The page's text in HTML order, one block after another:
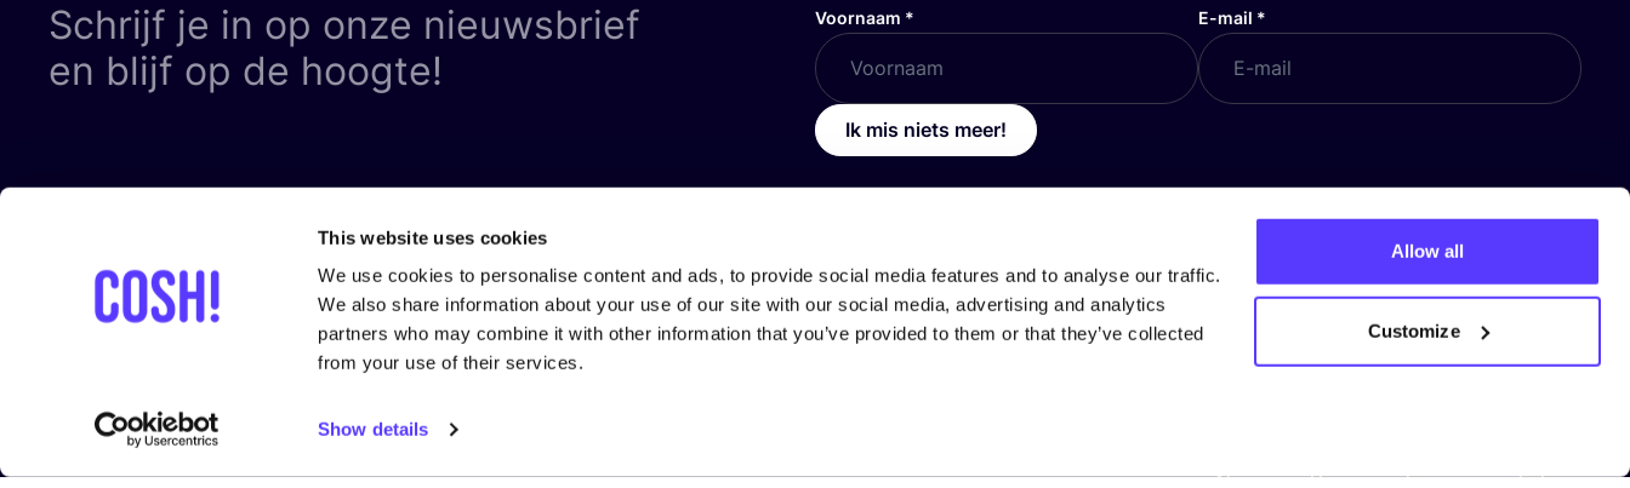
This website uses cookies
We use cookies to personalise content and ads, to provide social media features and to analyse our traffic.
We also share information about your use of our site with our social media, advertising and analytics
partners who may combine it with other information that you’ve provided to them or that they’ve collected
from your use of their services.
Show details
Allow all
Customize
Schrijf je in op onze nieuwsbrief
en blijf op de hoogte!
Voornaam * E-mail *
Ik mis niets meer!
Privacy Policy
Cookie Policy
Jouw organisatie op COSH!
Over ons
Gift Card aankopen
Algemene Voorwaarden voor winkels